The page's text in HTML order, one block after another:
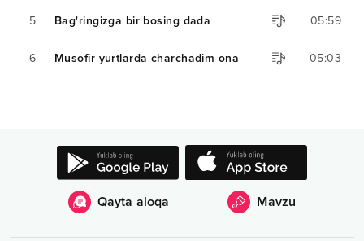
5 Bag'ringizga bir bosing dada 05:59
6 Musofir yurtlarda charchadim ona 05:03
Qayta aloqa Mavzu